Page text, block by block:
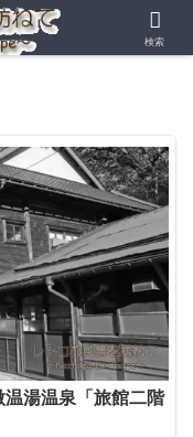
湯温泉「旅館二階
検索